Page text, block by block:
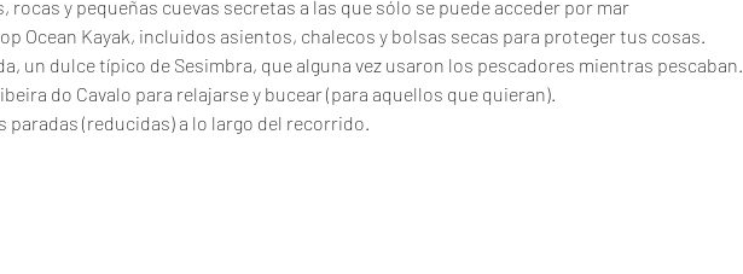
rocas y pequeñas cuevas secretas a las que sólo se puede acceder por mar
Ocean Kayak, incluidos asientos, chalecos y bolsas secas para proteger tus cosas.
un dulce típico de Sesimbra, que alguna vez usaron los pescadores mientras pescaban.
do Cavalo para relajarse y bucear (para aquellos que quieran).
paradas (reducidas) a lo largo del recorrido.